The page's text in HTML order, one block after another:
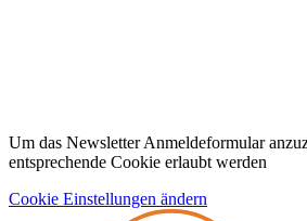
Um das Newsletter Anmeldeformular
entsprechende Cookie erlaubt werden
Cookie Einstellungen ändern